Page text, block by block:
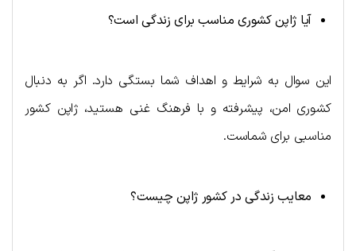
آیا ژاپن کشوری مناسب برای زندگی است؟
این سوال به شرایط و اهداف شما بستگی دارد. اگر به دنبال
کشوری امن، پیشرفته و با فرهنگ غنی هستید، ژاپن کشور
مناسبی برای شماست.
معایب زندگی در کشور ژاپن چیست؟